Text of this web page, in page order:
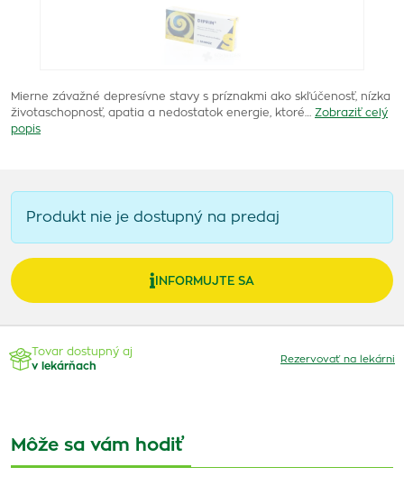
Mierne závažné depresívne stavy s príznakmi ako skľúčenosť, nízka
životaschopnosť, apatia a nedostatok energie, ktoré…
Zobraziť celý
popis
Produkt nie je dostupný na predaj
INFORMUJTE SA
Tovar dostupný aj
v lekárňach
Rezervovať na lekárni
Môže sa vám hodiť